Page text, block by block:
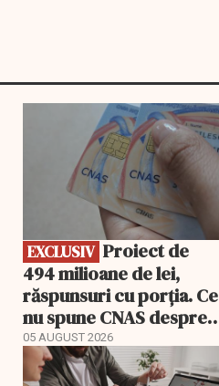
EXCLUSIV
EXCLUSIV
494 milioane de lei,
răspunsuri cu porția. Ce
nu spune CNAS despre
noul PIAS
05 AUGUST 2026